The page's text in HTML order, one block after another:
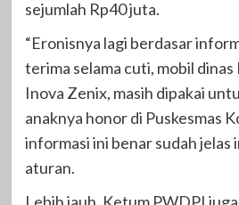
sejumlah Rp40 juta.
“Eronisnya lagi berdasar
terima selama cuti, mobil
Inova Zenix, masih dipakai
anaknya honor di Puskesmas
informasi ini benar sudah jelas
aturan.